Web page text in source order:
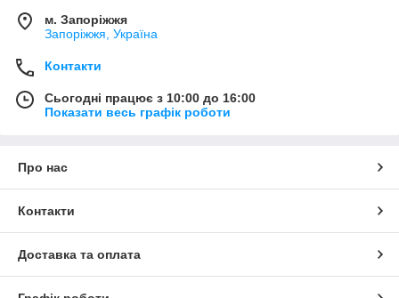
м. Запоріжжя
Запоріжжя, Україна
Контакти
Сьогодні працює з 10:00 до 16:00
Показати весь графік роботи
Про нас
Контакти
Доставка та оплата